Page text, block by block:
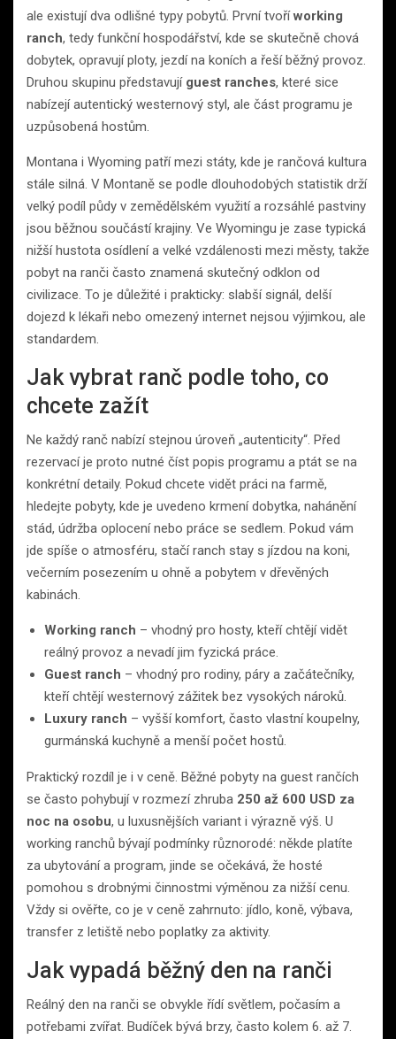
ale existují dva odlišné typy pobytů. První tvoříworking
ranch, tedy funkční hospodářství, kde se skutečně chová
dobytek, opravují ploty, jezdí na koních a řeší běžný provoz.
Druhou skupinu představují guest ranches, které sice
nabízejí autentický westernový styl, ale část programu je
uzpůsobená hostům.
Montana i Wyoming patří mezi státy, kde je rančová kultura
stále silná. V Montaně se podle dlouhodobých statistik drží
velký podíl půdy v zemědělském využití a rozsáhlé pastviny
jsou běžnou součástí krajiny. Ve Wyomingu je zase typická
nižší hustota osídlení a velké vzdálenosti mezi městy, takže
pobyt na ranči často znamená skutečný odklon od
civilizace. To je důležité i prakticky: slabší signál, delší
dojezd k lékaři nebo omezený internet nejsou výjimkou, ale
standardem.
Jak vybrat ranč podle toho, co
chcete zažít
Ne každý ranč nabízí stejnou úroveň „autenticity“. Před
rezervací je proto nutné číst popis programu a ptát se na
konkrétní detaily. Pokud chcete vidět práci na farmě,
hledejte pobyty, kde je uvedeno krmení dobytka, nahánění
stád, údržba oplocení nebo práce se sedlem. Pokud vám
jde spíše o atmosféru, stačí ranch stay s jízdou na koni,
večerním posezením u ohně a pobytem v dřevěných
kabinách.
Working ranch – vhodný pro hosty, kteří chtějí vidět
reálný provoz a nevadí jim fyzická práce.
Guest ranch – vhodný pro rodiny, páry a začátečníky,
kteří chtějí westernový zážitek bez vysokých nároků.
Luxury ranch – vyšší komfort, často vlastní koupelny,
gurmánská kuchyně a menší počet hostů.
Praktický rozdíl je i v ceně. Běžné pobyty na guest rančích
se často pohybují v rozmezí zhruba 250 až 600 USD za
noc na osobu, u luxusnějších variant i výrazně výš. U
working ranchů bývají podmínky různorodé: někde platíte
za ubytování a program, jinde se očekává, že hosté
pomohou s drobnými činnostmi výměnou za nižší cenu.
Vždy si ověřte, co je v ceně zahrnuto: jídlo, koně, výbava,
transfer z letiště nebo poplatky za aktivity.
Jak vypadá běžný den na ranči
Reálný den na ranči se obvykle řídí světlem, počasím a
potřebami zvířat. Budíček bývá brzy, často kolem 6. až 7.